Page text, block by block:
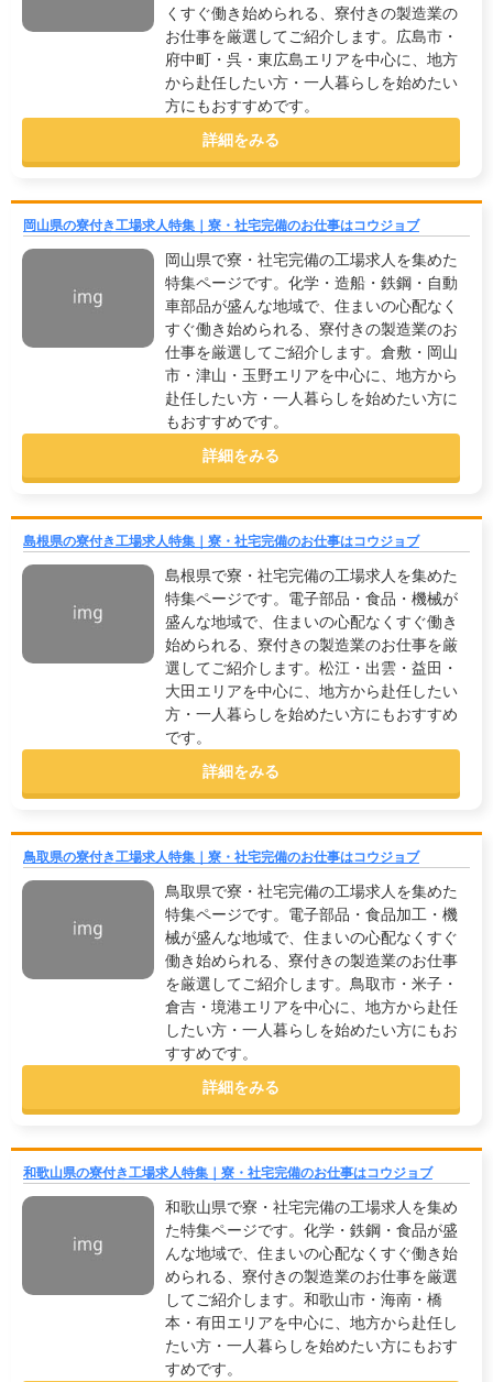
くすぐ働き始められる、寮付きの製造業の
お仕事を厳選してご紹介します。広島市・
府中町・呉・東広島エリアを中心に、地方
から赴任したい方・一人暮らしを始めたい
方にもおすすめです。
詳細をみる
岡山県の寮付き工場求人特集｜寮・社宅完備のお仕事はコウジョブ
岡山県で寮・社宅完備の工場求人を集めた
特集ページです。化学・造船・鉄鋼・自動
車部品が盛んな地域で、住まいの心配なく
すぐ働き始められる、寮付きの製造業のお
仕事を厳選してご紹介します。倉敷・岡山
市・津山・玉野エリアを中心に、地方から
赴任したい方・一人暮らしを始めたい方に
もおすすめです。
詳細をみる
島根県の寮付き工場求人特集｜寮・社宅完備のお仕事はコウジョブ
島根県で寮・社宅完備の工場求人を集めた
特集ページです。電子部品・食品・機械が
盛んな地域で、住まいの心配なくすぐ働き
始められる、寮付きの製造業のお仕事を厳
選してご紹介します。松江・出雲・益田・
大田エリアを中心に、地方から赴任したい
方・一人暮らしを始めたい方にもおすすめ
です。
詳細をみる
鳥取県の寮付き工場求人特集｜寮・社宅完備のお仕事はコウジョブ
鳥取県で寮・社宅完備の工場求人を集めた
特集ページです。電子部品・食品加工・機
械が盛んな地域で、住まいの心配なくすぐ
働き始められる、寮付きの製造業のお仕事
を厳選してご紹介します。鳥取市・米子・
倉吉・境港エリアを中心に、地方から赴任
したい方・一人暮らしを始めたい方にもお
すすめです。
詳細をみる
和歌山県の寮付き工場求人特集｜寮・社宅完備のお仕事はコウジョブ
和歌山県で寮・社宅完備の工場求人を集め
た特集ページです。化学・鉄鋼・食品が盛
んな地域で、住まいの心配なくすぐ働き始
められる、寮付きの製造業のお仕事を厳選
してご紹介します。和歌山市・海南・橋
本・有田エリアを中心に、地方から赴任し
たい方・一人暮らしを始めたい方にもおす
すめです。